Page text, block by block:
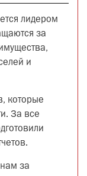
лидером
за
и
которые
За все
за